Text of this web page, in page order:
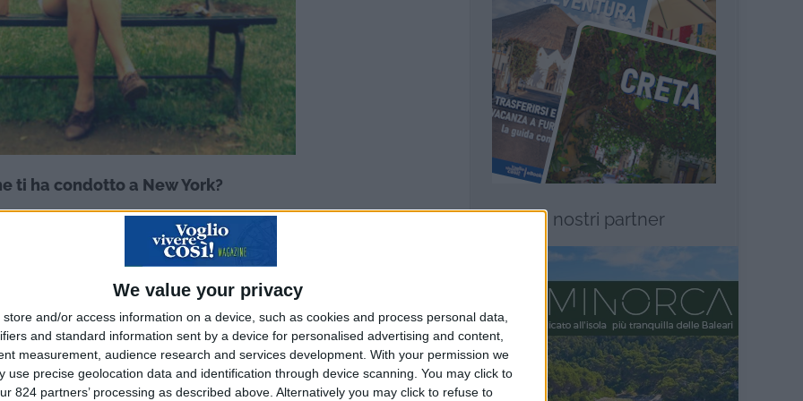
We value your privacy
store and/or access information on a device, such as cookies and process personal data,
and standard information sent by a device for personalised advertising and content,
measurement, audience research and services development. With your permission we
use precise geolocation data and identification through device scanning. You may click to
824 partners’ processing as described above. Alternatively you may click to refuse to
ti ha condotto a New York?
Roma per frequentare l’Accademia Nazionale d’arte
come attrice. E’ stato un percorso durato tre anni
di fare esperienza del metodo Strasberg.
nello specifico al Lee Strasberg Institute. Avevo sentito
che l’hanno frequentata e mi è subito sembrato il luogo
di recitazione tanto usato dagli attori americani. Mi sono
di ammissione e dopo un colloquio, per certificare che il
I nostri partner